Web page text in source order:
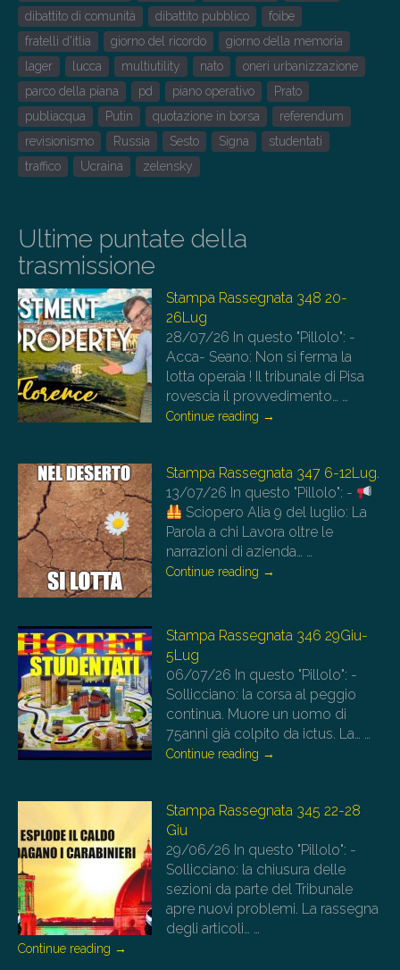
dibattito di comunità
dibattito pubblico
foibe
fratelli d'itlia
giorno del ricordo
giorno della memoria
lager
lucca multiutility nato
oneri urbanizzazione
parco della piana
pd piano operativo
Prato
publiacqua
Putin quotazione in borsa
referendum
revisionismo
Russia Sesto Signa
studentati
traffico
Ucraina zelensky
Ultime puntate della
trasmissione
Stampa Rassegnata 348 20-
26Lug
28/07/26 In questo "Pillolo": -
Acca- Seano: Non si ferma la
lotta operaia ! Il tribunale di Pisa
rovescia il provvedimento… …
Continue reading →
Stampa Rassegnata 347 6-12Lug.
13/07/26 In questo "Pillolo": -
Sciopero Alia 9 del luglio: La
Parola a chi Lavora oltre le
narrazioni di azienda… …
Continue reading →
Stampa Rassegnata 346 29Giu-
5Lug
06/07/26 In questo "Pillolo": -
Sollicciano: la corsa al peggio
continua. Muore un uomo di
75anni già colpito da ictus. La… …
Continue reading →
Stampa Rassegnata 345 22-28
Giu
29/06/26 In questo "Pillolo": -
Sollicciano: la chiusura delle
sezioni da parte del Tribunale
apre nuovi problemi. La rassegna
degli articoli… …
Continue reading →